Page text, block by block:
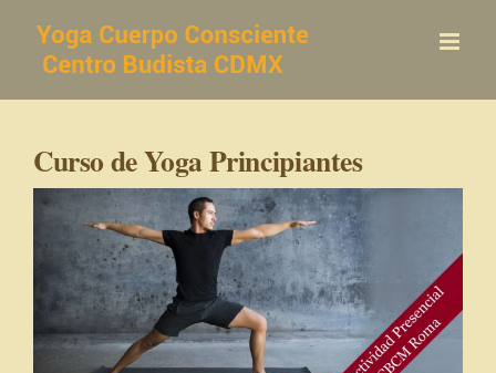
contenido
Curso de Yoga Principiantes